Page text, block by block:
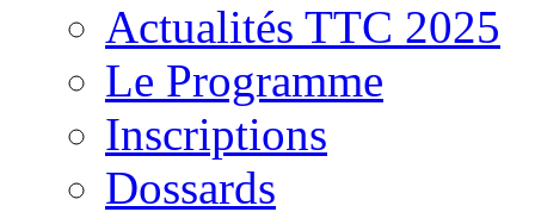
Actualités TTC 2025
Le Programme
Inscriptions
Dossards